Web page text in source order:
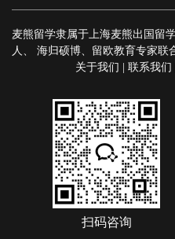
麦熊留学隶属于上海麦熊出国留
人、 海归硕博、留欧教育专家联
关于我们 | 联系我们
扫码咨询